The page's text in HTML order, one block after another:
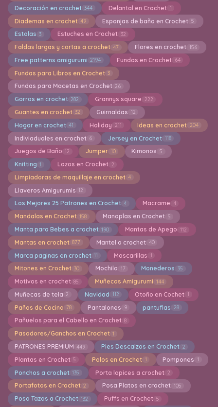
Decoración en crochet 344 Delantal en Crochet 1
Diademas en crochet 49 Esponjas de baño en Crochet 5
Estolas 3 Estuches en Crochet 32
Faldas largas y cortas a crochet 47 Flores en crochet 156
Free patterns amigurumi 2194 Fundas en Crochet 64
Fundas para Libros en Crochet 3
Fundas para Macetas en Crochet 26
Gorros en crochet 282 Grannys square 222
Guantes en crochet 32 Guirnaldas 12
Hogar en crochet 41 Holiday 211 Ideas en crochet 204
Indiviaduales en crochet 6 Jersey en Crochet 118
Juegos de Baño 12 Jumper 10 Kimonos 5
Knitting 1 Lazos en Crochet 2
Limpiadoras de maquillaje en crochet 4
Llaveros Amigurumis 12
Los Mejores 25 Patrones en Crochet 4 Macrame 4
Mandalas en Crochet 158 Manoplas en Crochet 5
Manta para Bebes a crochet 190 Mantas de Apego 112
Mantas en crochet 877 Mantel a crochet 40
Marca paginas en crochet 11 Mascarillas 1
Mitones en Crochet 30 Mochila 17 Monederos 35
Motivos en crochet 85 Muñecas Amigurumi 144
Muñecas de tela 2 Navidad 112 Otoño en Cochet 1
Paños de Cocina 78 Pantalones 9 pantuflas 28
Pañuelos para el Cabello en Crochet 8
Pasadores/Ganchos en Crochet 1
PATRONES PREMIUM 449 Pies Descalzos en Crochet 2
Plantas en Crochet 5 Polos en Crochet 1 Pompones 1
Ponchos a crochet 135 Porta lapices a crochet 2
Portafotos en Crochet 2 Posa Platos en crochet 105
Posa Tazas a Crochet 132 Puffs en Crochet 5